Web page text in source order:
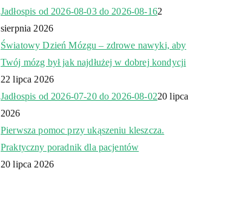
Jadłospis od 2026-08-03 do 2026-08-162
sierpnia 2026
Światowy Dzień Mózgu – zdrowe nawyki, aby
Twój mózg był jak najdłużej w dobrej kondycji
22 lipca 2026
Jadłospis od 2026-07-20 do 2026-08-0220 lipca
2026
Pierwsza pomoc przy ukąszeniu kleszcza.
Praktyczny poradnik dla pacjentów
20 lipca 2026